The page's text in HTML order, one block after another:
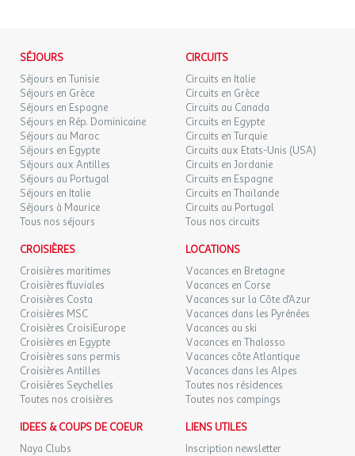
SÉJOURS
Séjours en Tunisie
Séjours en Grèce
Séjours en Espagne
Séjours en Rép. Dominicaine
Séjours au Maroc
Séjours en Egypte
Séjours aux Antilles
Séjours au Portugal
Séjours en Italie
Séjours à Maurice
Tous nos séjours
CIRCUITS
Circuits en Italie
Circuits en Grèce
Circuits au Canada
Circuits en Egypte
Circuits en Turquie
Circuits aux Etats-Unis (USA)
Circuits en Jordanie
Circuits en Espagne
Circuits en Thaïlande
Circuits au Portugal
Tous nos circuits
CROISIÈRES
Croisières maritimes
Croisières fluviales
Croisières Costa
Croisières MSC
Croisières CroisiEurope
Croisières en Egypte
Croisières sans permis
Croisières Antilles
Croisières Seychelles
Toutes nos croisières
LOCATIONS
Vacances en Bretagne
Vacances en Corse
Vacances sur la Côte d'Azur
Vacances dans les Pyrénées
Vacances au ski
Vacances en Thalasso
Vacances côte Atlantique
Vacances dans les Alpes
Toutes nos résidences
Toutes nos campings
IDEES & COUPS DE COEUR
Naya Clubs
LIENS UTILES
Inscription newsletter